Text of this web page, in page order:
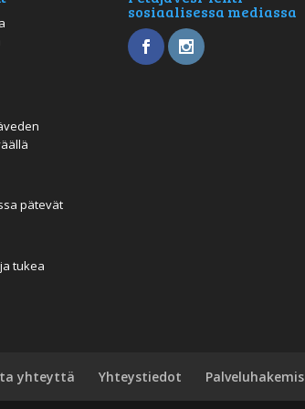
pätevät
tukea
sosiaalisessa mediassa
yhteyttä Yhteystiedot